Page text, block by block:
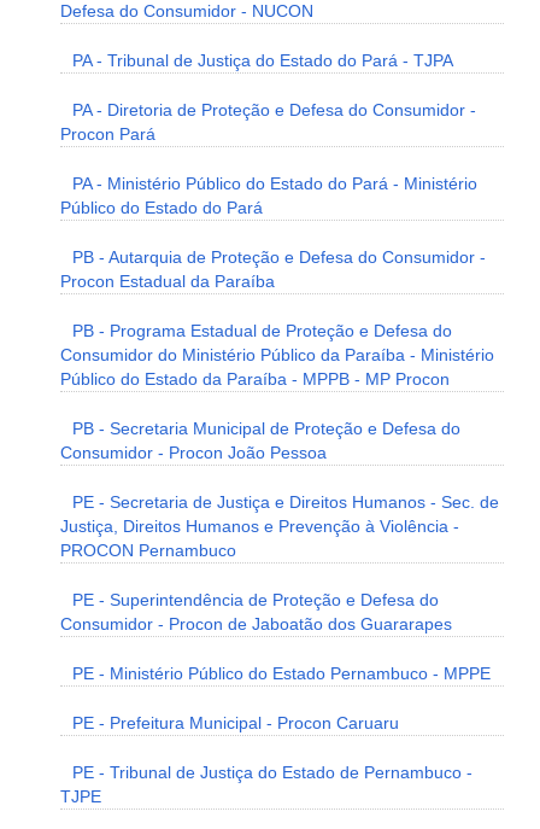
Defesa do Consumidor - NUCON
PA - Tribunal de Justiça do Estado do Pará - TJPA
PA - Diretoria de Proteção e Defesa do Consumidor -
Procon Pará
PA - Ministério Público do Estado do Pará - Ministério
Público do Estado do Pará
PB - Autarquia de Proteção e Defesa do Consumidor -
Procon Estadual da Paraíba
PB - Programa Estadual de Proteção e Defesa do
Consumidor do Ministério Público da Paraíba - Ministério
Público do Estado da Paraíba - MPPB - MP Procon
PB - Secretaria Municipal de Proteção e Defesa do
Consumidor - Procon João Pessoa
PE - Secretaria de Justiça e Direitos Humanos - Sec. de
Justiça, Direitos Humanos e Prevenção à Violência -
PROCON Pernambuco
PE - Superintendência de Proteção e Defesa do
Consumidor - Procon de Jaboatão dos Guararapes
PE - Ministério Público do Estado Pernambuco - MPPE
PE - Prefeitura Municipal - Procon Caruaru
PE - Tribunal de Justiça do Estado de Pernambuco -
TJPE